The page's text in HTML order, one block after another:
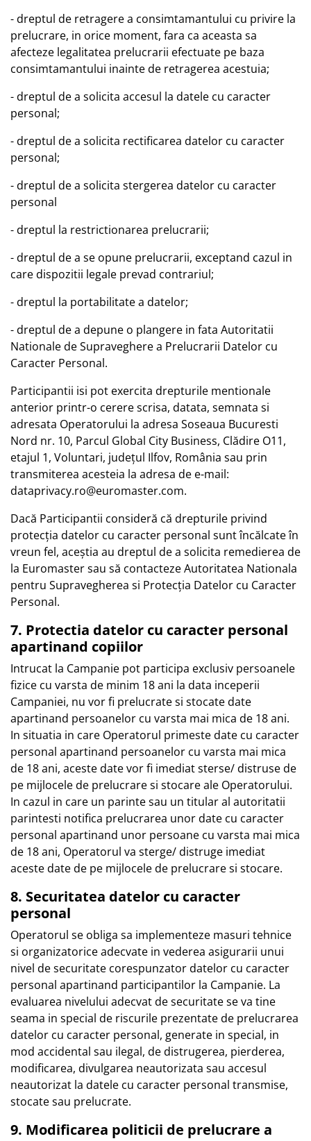
- dreptul de retragere a consimtamantului cu privire la
prelucrare, in orice moment, fara ca aceasta sa
afecteze legalitatea prelucrarii efectuate pe baza
consimtamantului inainte de retragerea acestuia;
- dreptul de a solicita accesul la datele cu caracter
personal;
- dreptul de a solicita rectificarea datelor cu caracter
personal;
- dreptul de a solicita stergerea datelor cu caracter
personal
- dreptul la restrictionarea prelucrarii;
- dreptul de a se opune prelucrarii, exceptand cazul in
care dispozitii legale prevad contrariul;
- dreptul la portabilitate a datelor;
- dreptul de a depune o plangere in fata Autoritatii
Nationale de Supraveghere a Prelucrarii Datelor cu
Caracter Personal.
Participantii isi pot exercita drepturile mentionale
anterior printr-o cerere scrisa, datata, semnata si
adresata Operatorului la adresa Soseaua Bucuresti
Nord nr. 10, Parcul Global City Business, Clădire O11,
etajul 1, Voluntari, județul Ilfov, România sau prin
transmiterea acesteia la adresa de e-mail:
dataprivacy.ro@euromaster.com.
Dacă Participantii consideră că drepturile privind
protecția datelor cu caracter personal sunt încălcate în
vreun fel, aceștia au dreptul de a solicita remedierea de
la Euromaster sau să contacteze Autoritatea Nationala
pentru Supravegherea si Protecția Datelor cu Caracter
Personal.
7. Protectia datelor cu caracter personal
apartinand copiilor
Intrucat la Campanie pot participa exclusiv persoanele
fizice cu varsta de minim 18 ani la data inceperii
Campaniei, nu vor fi prelucrate si stocate date
apartinand persoanelor cu varsta mai mica de 18 ani.
In situatia in care Operatorul primeste date cu caracter
personal apartinand persoanelor cu varsta mai mica
de 18 ani, aceste date vor fi imediat sterse/ distruse de
pe mijlocele de prelucrare si stocare ale Operatorului.
In cazul in care un parinte sau un titular al autoritatii
parintesti notifica prelucrarea unor date cu caracter
personal apartinand unor persoane cu varsta mai mica
de 18 ani, Operatorul va sterge/ distruge imediat
aceste date de pe mijlocele de prelucrare si stocare.
8. Securitatea datelor cu caracter
personal
Operatorul se obliga sa implementeze masuri tehnice
si organizatorice adecvate in vederea asigurarii unui
nivel de securitate corespunzator datelor cu caracter
personal apartinand participantilor la Campanie. La
evaluarea nivelului adecvat de securitate se va tine
seama in special de riscurile prezentate de prelucrarea
datelor cu caracter personal, generate in special, in
mod accidental sau ilegal, de distrugerea, pierderea,
modificarea, divulgarea neautorizata sau accesul
neautorizat la datele cu caracter personal transmise,
stocate sau prelucrate.
9. Modificarea politicii de prelucrare a